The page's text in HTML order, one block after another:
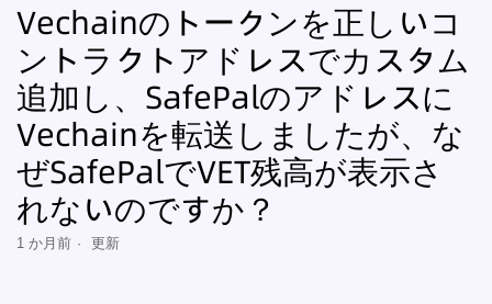
Vechainのトークンを正しいコ
ントラクトアドレスでカスタム
追加し、SafePalのアドレスに
Vechainを転送しましたが、な
ぜSafePalでVET残高が表示さ
れないのですか？
1 か月前 更新